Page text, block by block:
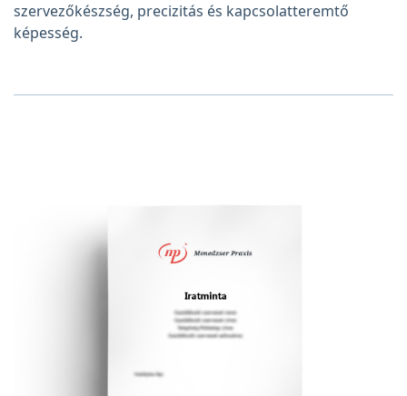
szervezőkészség, precizitás és kapcsolatteremtő
képesség.